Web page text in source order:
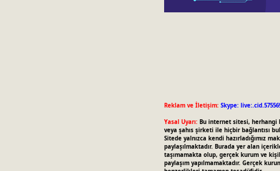
Reklam ve İletişim: Skype:
Yasal Uyarı: Bu internet sitesi, herhangi
veya şahıs şirketi ile hiçbir bağlantısı
Sitede yalnızca kendi hazırladığımız
paylaşılmaktadır. Burada yer alan
taşımamakta olup, gerçek kurum ve
paylaşım yapılmamaktadır. Gerçek